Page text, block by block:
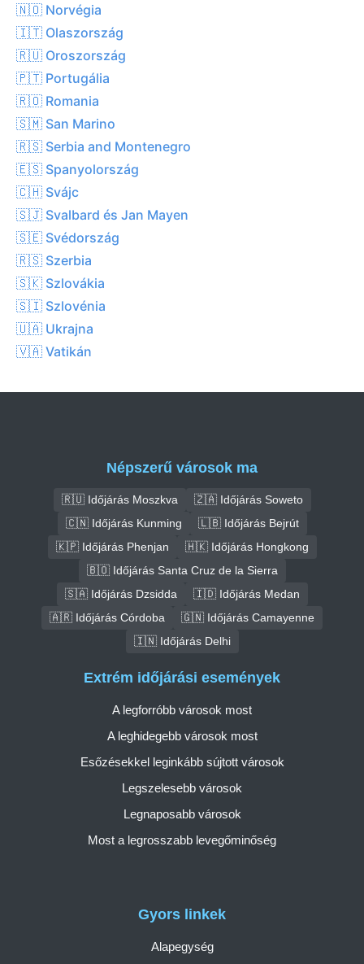
🇳🇴 Norvégia
🇮🇹 Olaszország
🇷🇺 Oroszország
🇵🇹 Portugália
🇷🇴 Romania
🇸🇲 San Marino
🇷🇸 Serbia and Montenegro
🇪🇸 Spanyolország
🇨🇭 Svájc
🇸🇯 Svalbard és Jan Mayen
🇸🇪 Svédország
🇷🇸 Szerbia
🇸🇰 Szlovákia
🇸🇮 Szlovénia
🇺🇦 Ukrajna
🇻🇦 Vatikán
Népszerű városok ma
🇷🇺 Időjárás Moszkva
🇿🇦 Időjárás Soweto
🇨🇳 Időjárás Kunming
🇱🇧 Időjárás Bejrút
🇰🇵 Időjárás Phenjan
🇭🇰 Időjárás Hongkong
🇧🇴 Időjárás Santa Cruz de la Sierra
🇸🇦 Időjárás Dzsidda
🇮🇩 Időjárás Medan
🇦🇷 Időjárás Córdoba
🇬🇳 Időjárás Camayenne
🇮🇳 Időjárás Delhi
Gyors linkek
Alapegység
Extrém időjárási események
A legforróbb városok most
A leghidegebb városok most
Esőzésekkel leginkább sújtott városok
Legszelesebb városok
Legnaposabb városok
Most a legrosszabb levegőminőség